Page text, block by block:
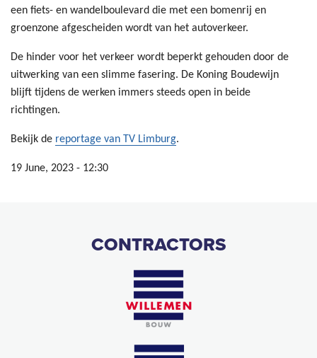
een fiets- en wandelboulevard die met een bomenrij en
groenzone afgescheiden wordt van het autoverkeer.
De hinder voor het verkeer wordt beperkt gehouden door de
uitwerking van een slimme fasering. De Koning Boudewijn
blijft tijdens de werken immers steeds open in beide
richtingen.
Bekijk de reportage van TV Limburg.
19 June, 2023 - 12:30
CONTRACTORS